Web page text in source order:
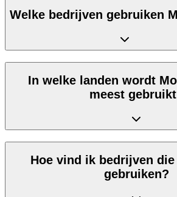
Welke bedrijven gebruiken
In welke landen wordt
meest
Hoe vind ik bedrijven
gebruiken?